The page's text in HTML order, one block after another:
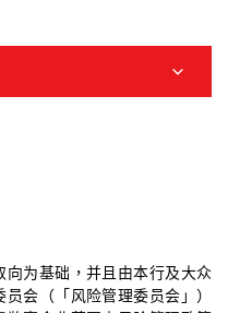
为基础，并且由本行及大众
会（「风险管理委员会」）